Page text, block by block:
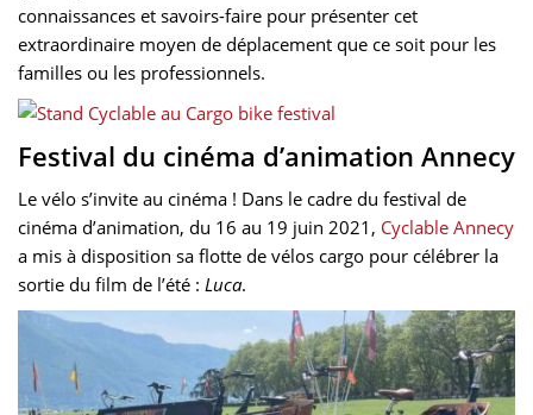
connaissances et savoirs-faire pour présenter cet
extraordinaire moyen de déplacement que ce soit pour les
familles ou les professionnels.
Festival du cinéma d’animation Annecy
Le vélo s’invite au cinéma ! Dans le cadre du festival de
cinéma d’animation, du 16 au 19 juin 2021, Cyclable Annecy
a mis à disposition sa flotte de vélos cargo pour célébrer la
sortie du film de l’été : Luca.